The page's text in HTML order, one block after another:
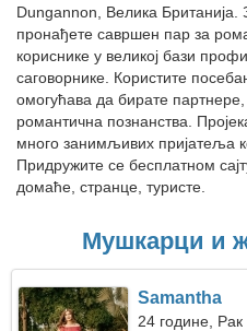
Dungannon, Велика
пронађете савршен пар за
кориснике у великој бази
саговорнике. Користите
омогућава да бирате партнере,
романтична познанства.
много занимљивих пријатеља
Придружите се бесплатном
домаће, странце, туристе.
Мушкарци и
Samantha
24 године, Рак